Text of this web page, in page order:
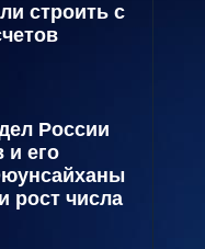
строить с
России
и его
рост числа